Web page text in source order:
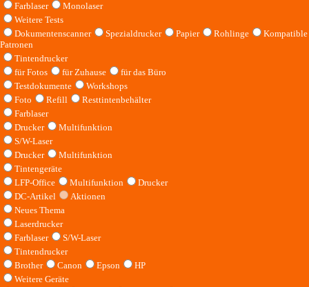
Farblaser
Monolaser
Weitere Tests
Dokumentenscanner
Spezialdrucker Papier Rohlinge
Kompatible
Patronen
Tintendrucker
für Fotos
für Zuhause
für das Büro
Testdokumente
Workshops
Foto
Refill
Resttintenbehälter
Farblaser
Drucker
Multifunktion
S/W-Laser
Drucker
Multifunktion
Tintengeräte
LFP-Office
Multifunktion
Drucker
DC-Artikel
Aktionen
Neues Thema
Laserdrucker
Farblaser
S/W-Laser
Tintendrucker
Brother
Canon Epson
HP
Weitere Geräte